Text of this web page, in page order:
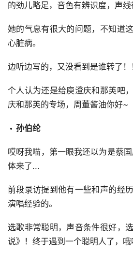
的劲儿略足，音色有辨识度，声线
她的气息有很大的问题，不知道
心脏病。
边听边写的，又没看到是谁转了！
个人认为还是给庾澄庆和那英吧
庆和那英的专场，周董酱油你好~
孙伯纶
哎呀我喵，第一眼我还以为是蔡
体来了...
前段录访提到他有一些和声的经
演唱经验的。
选歌非常聪明，声音条件很好，
说》！终于遇到一个聪明人了，